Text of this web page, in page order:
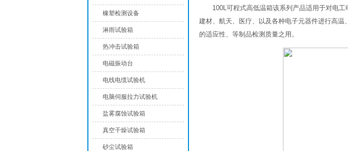
100L可程式高低温箱该系列产品适用于对电
建材、航天、医疗、以及各种电子元器件进行高
的适应性、等制品检测质量之用。
橡塑检测设备
淋雨试验箱
热冲击试验箱
电磁振动台
电线电缆试验机
电脑伺服拉力试验机
盐雾腐蚀试验箱
真空干燥试验箱
砂尘试验箱